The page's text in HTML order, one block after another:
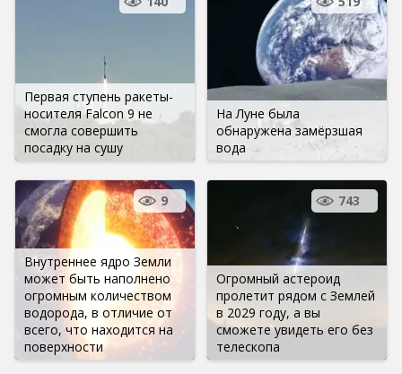
Первая ступень ракеты-
носителя Falcon 9 не
смогла совершить
посадку на сушу
На Луне была
обнаружена замёрзшая
вода
Внутреннее ядро ​​Земли
может быть наполнено
огромным количеством
водорода, в отличие от
всего, что находится на
поверхности
9
Огромный астероид
пролетит рядом с Землей
в 2029 году, а вы
сможете увидеть его без
телескопа
743